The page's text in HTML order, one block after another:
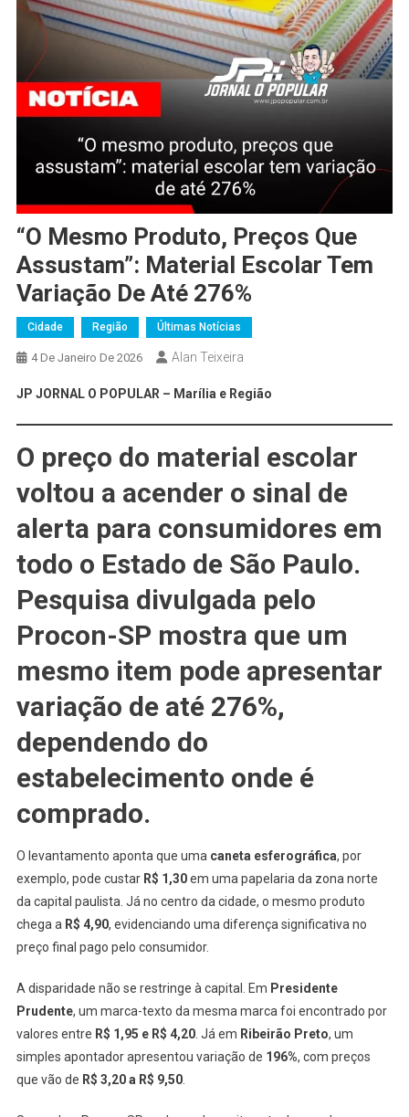
“O Mesmo Produto, Preços Que
Assustam”: Material Escolar Tem
Variação De Até 276%
Cidade Região Últimas Notícias
4 De Janeiro De 2026 Alan Teixeira
JP JORNAL O POPULAR – Marília e Região
O preço do material escolar
voltou a acender o sinal de
alerta para consumidores em
todo o Estado de São Paulo.
Pesquisa divulgada pelo
Procon-SP mostra que um
mesmo item pode apresentar
variação de até 276%,
dependendo do
estabelecimento onde é
comprado.
O levantamento aponta que uma caneta esferográfica, por
exemplo, pode custar R$ 1,30em uma papelaria da zona norte
da capital paulista. Já no centro da cidade, o mesmo produto
chega a R$ 4,90, evidenciando uma diferença significativa no
preço final pago pelo consumidor.
A disparidade não se restringe à capital. Em Presidente
Prudente, um marca-texto da mesma marca foi encontrado por
valores entre R$ 1,95 e R$ 4,20. Já em Ribeirão Preto, um
simples apontador apresentou variação de 196%, com preços
que vão de R$ 3,20 a R$ 9,50.